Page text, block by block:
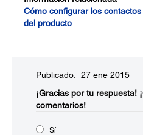
Cómo configurar los
del producto
Publicado: 27 ene 2015
¡Gracias por tu respuesta!
comentarios!
Sí